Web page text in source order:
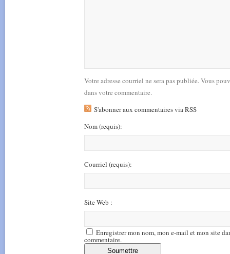
Votre adresse courriel ne sera pas publiée. Vous
dans votre commentaire.
S'abonner aux commentaires via RSS
Nom(requis):
Courriel (requis):
Site Web :
Enregistrer mon nom, mon e-mail et mon site
commentaire.